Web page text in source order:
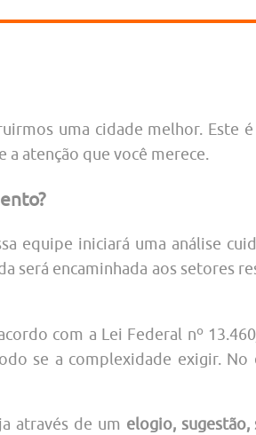
uma cidade melhor. Este
atenção que você merece.
equipe iniciará uma análise
será encaminhada aos setores
com a Lei Federal nº
se a complexidade exigir. No
através de um elogio, sugestão,